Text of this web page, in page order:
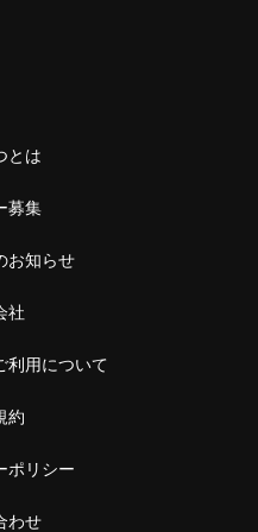
とは
募集
お知らせ
社
利用について
約
ポリシー
わせ